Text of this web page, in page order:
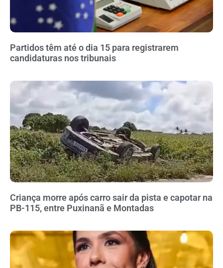
Partidos têm até o dia 15 para registrarem
candidaturas nos tribunais
Criança morre após carro sair da pista e capotar na
PB-115, entre Puxinanã e Montadas